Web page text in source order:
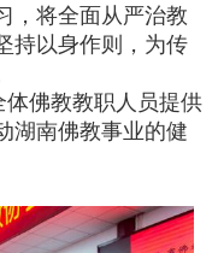
，将全面从严治教
持以身作则，为传
佛教教职人员提供
湖南佛教事业的健